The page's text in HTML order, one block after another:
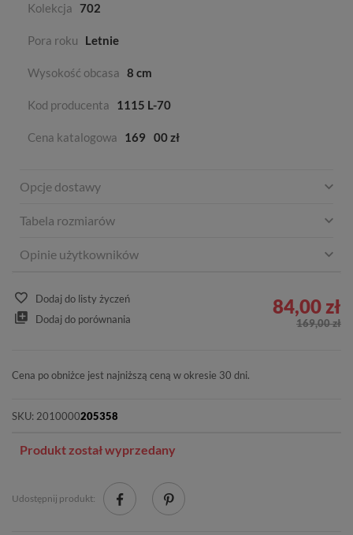
Kolekcja 702
Pora roku Letnie
Wysokość obcasa 8 cm
Kod producenta 1115 L-70
Cena katalogowa 169 00 zł
Opcje dostawy
Tabela rozmiarów
Opinie użytkowników
Dodaj do listy życzeń
Dodaj do porównania
84,00 zł
169,00 zł
Cena po obniżce jest najniższą ceną w okresie 30 dni.
SKU: 2010000205358
Produkt został wyprzedany
Udostępnij produkt: